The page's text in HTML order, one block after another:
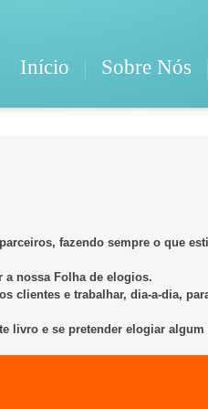
Início Sobre Nós
fazendo sempre o que
a nossa Folha de elogios.
clientes e trabalhar, dia-a-dia,
livro e se pretender elogiar